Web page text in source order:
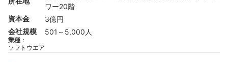
ワー20階
資本金
3億円
会社規模
501～5,000人
業種 ：
ソフトウエア